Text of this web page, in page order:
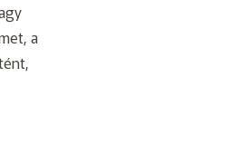
a